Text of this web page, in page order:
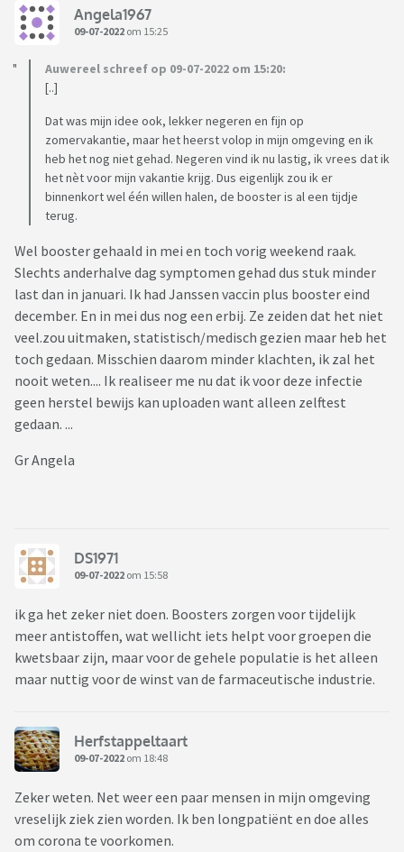
Angela1967
09-07-2022 om 15:25
Auwereel schreef op 09-07-2022 om 15:20:
[..]
Dat was mijn idee ook, lekker negeren en fijn op
zomervakantie, maar het heerst volop in mijn omgeving en ik
heb het nog niet gehad. Negeren vind ik nu lastig, ik vrees dat ik
het nèt voor mijn vakantie krijg. Dus eigenlijk zou ik er
binnenkort wel één willen halen, de booster is al een tijdje
terug.
Wel booster gehaald in mei en toch vorig weekend raak.
Slechts anderhalve dag symptomen gehad dus stuk minder
last dan in januari. Ik had Janssen vaccin plus booster eind
december. En in mei dus nog een erbij. Ze zeiden dat het niet
veel.zou uitmaken, statistisch/medisch gezien maar heb het
toch gedaan. Misschien daarom minder klachten, ik zal het
nooit weten.... Ik realiseer me nu dat ik voor deze infectie
geen herstel bewijs kan uploaden want alleen zelftest
gedaan. ...
Gr Angela
DS1971
09-07-2022 om 15:58
ik ga het zeker niet doen. Boosters zorgen voor tijdelijk
meer antistoffen, wat wellicht iets helpt voor groepen die
kwetsbaar zijn, maar voor de gehele populatie is het alleen
maar nuttig voor de winst van de farmaceutische industrie.
Herfstappeltaart
09-07-2022 om 18:48
Zeker weten. Net weer een paar mensen in mijn omgeving
vreselijk ziek zien worden. Ik ben longpatiënt en doe alles
om corona te voorkomen.